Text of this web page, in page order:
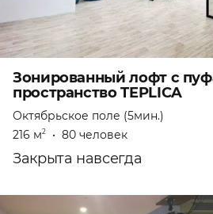
Зонированный лофт с
пространство TEPLICA
Октябрьское поле (5мин.)
216 м2 • 80 человек
Закрыта навсегда